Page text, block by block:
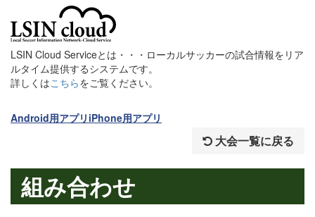
LSIN Cloud Serviceとは・・・ローカルサッカーの試合情報をリア
ルタイム提供するシステムです。
詳しくはこちらをご覧ください。
Android用アプリ iPhone用アプリ
大会一覧に戻る
組み合わせ